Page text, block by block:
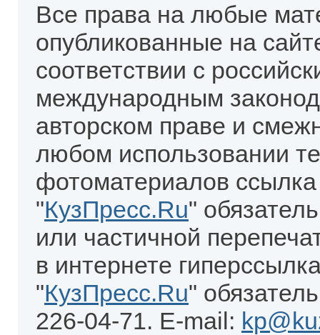
Все права на любые
опубликованные на
соответствии с
международным
авторском праве и
любом использовании
фотоматериалов
"КузПресс.Ru"
или частичной
в интернете
"КузПресс.Ru"
226-04-71. E-mail: